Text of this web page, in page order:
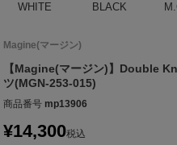
WHITE BLACK
Magine(マージン)
【Magine(マージン)】Double
ツ(MGN-253-015)
商品番号 mp13906
¥14,300税込